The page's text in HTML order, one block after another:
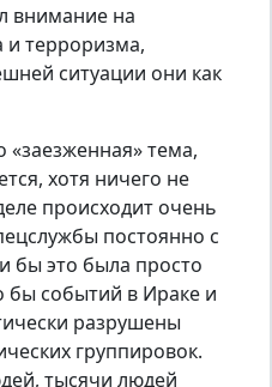
внимание на
терроризма,
ситуации они как
«заезженная» тема,
хотя ничего не
происходит очень
постоянно с
бы это была просто
бы событий в Ираке и
разрушены
группировок.
тысячи людей